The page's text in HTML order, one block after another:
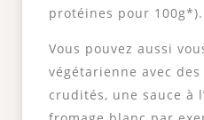
protéines pour 100g*).
Vous pouvez aussi
végétarienne avec
crudités, une sauce à